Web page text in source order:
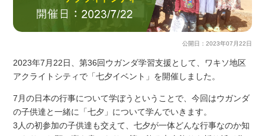
公開日： 2023年07月22日
2023年7月22日、第36回ウガンダ学習支援として、ワキソ地区
アクライトシティで「七夕イベント」を開催しました。
7月の日本の行事について学ぼうということで、今回はウガンダ
の子供達と一緒に「七夕」について学んでいきます。
3人の初参加の子供達も交えて、七夕が一体どんな行事なのか知